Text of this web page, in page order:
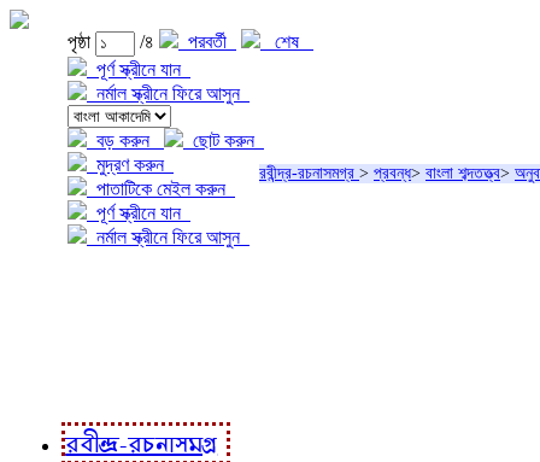
পৃষ্ঠা /৪ পরবর্তী
শেষ
পূর্ণ স্ক্রীনে যান
নর্মাল স্ক্রীনে ফিরে আসুন
বড় করুন
ছোট করুন
মুদ্রণ করুন
পাতাটিকে মেইল করুন
পূর্ণ স্ক্রীনে যান
নর্মাল স্ক্রীনে ফিরে আসুন
রবীন্দ্র-রচনাসমগ্র > প্রবন্ধ> বাংলা শব্দতত্ত্ব>
রবীন্দ্র-রচনাসমগ্র